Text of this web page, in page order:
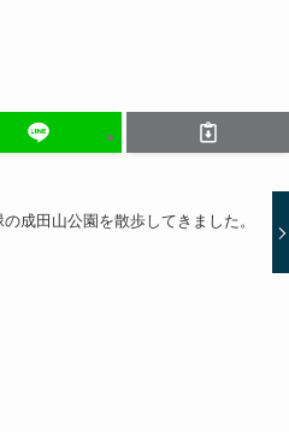
成田山公園を散歩してきました。